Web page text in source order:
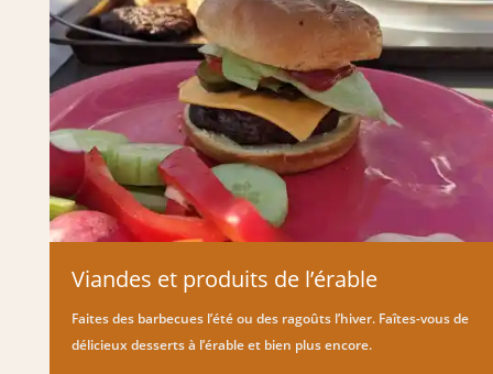
Viandes et produits de l’érable
Faites des barbecues l’été ou des ragoûts l’hiver. Faîtes-vous de
délicieux desserts à l’érable et bien plus encore.